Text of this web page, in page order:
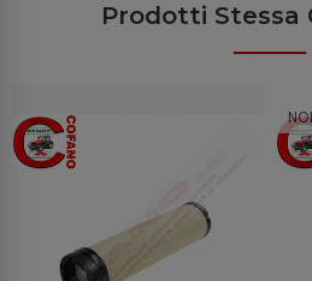
Prodotti Stessa